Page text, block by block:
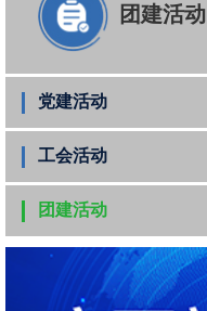
团建活动
党建活动
工会活动
团建活动